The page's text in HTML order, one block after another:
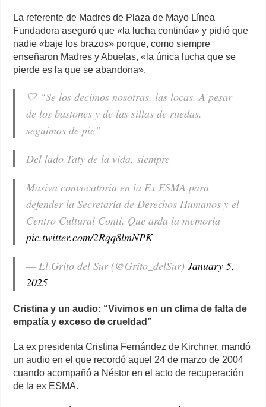
La referente de Madres de Plaza de Mayo Línea
Fundadora aseguró que «la lucha continúa» y pidió que
nadie «baje los brazos» porque, como siempre
enseñaron Madres y Abuelas, «la única lucha que se
pierde es la que se abandona».
🤍 “Se los decimos nosotras, las locas. A pesar
de los bastones y de las sillas de ruedas,
seguimos de pie”
Del lado Taty de la vida, siempre
Masiva convocatoria en la Ex ESMA para
defender la Secretaría de Derechos Humanos y el
Centro Cultural Conti. Que arda la memoria
pic.twitter.com/2Rqq8lmNPK
— El Grito del Sur (@Grito_delSur)January 5,
2025
Cristina y un audio: “Vivimos en un clima de falta de
empatía y exceso de crueldad”
La ex presidenta Cristina Fernández de Kirchner, mandó
un audio en el que recordó aquel 24 de marzo de 2004
cuando acompañó a Néstor en el acto de recuperación
de la ex ESMA.